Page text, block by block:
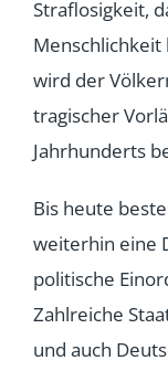
Straflosigkeit,
Menschlichkeit
wird der
tragischer
Jahrhunderts
Bis heute
weiterhin eine
politische
Zahlreiche
und auch